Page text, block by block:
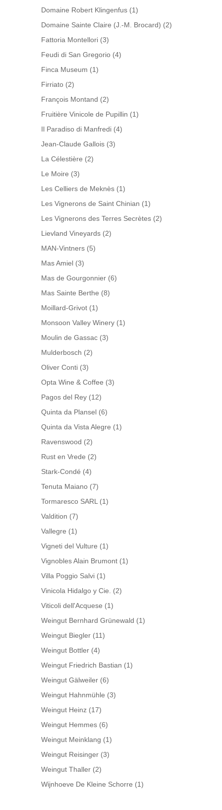
Domaine Robert Klingenfus (1)
Domaine Sainte Claire (J.-M. Brocard) (2)
Fattoria Montellori (3)
Feudi di San Gregorio (4)
Finca Museum (1)
Firriato (2)
François Montand (2)
Fruitière Vinicole de Pupillin (1)
Il Paradiso di Manfredi (4)
Jean-Claude Gallois (3)
La Célestière (2)
Le Moire (3)
Les Celliers de Meknès (1)
Les Vignerons de Saint Chinian (1)
Les Vignerons des Terres Secrètes (2)
Lievland Vineyards (2)
MAN-Vintners (5)
Mas Amiel (3)
Mas de Gourgonnier (6)
Mas Sainte Berthe (8)
Moillard-Grivot (1)
Monsoon Valley Winery (1)
Moulin de Gassac (3)
Mulderbosch (2)
Oliver Conti (3)
Opta Wine & Coffee (3)
Pagos del Rey (12)
Quinta da Plansel (6)
Quinta da Vista Alegre (1)
Ravenswood (2)
Rust en Vrede (2)
Stark-Condé (4)
Tenuta Maiano (7)
Tormaresco SARL (1)
Valdition (7)
Vallegre (1)
Vigneti del Vulture (1)
Vignobles Alain Brumont (1)
Villa Poggio Salvi (1)
Vinicola Hidalgo y Cie.
(2)
Viticoli dell'Acquese (1)
Weingut Bernhard Grünewald (1)
Weingut Biegler (11)
Weingut Bottler (4)
Weingut Friedrich Bastian (1)
Weingut Gälweiler (6)
Weingut Hahnmühle (3)
Weingut Heinz (17)
Weingut Hemmes (6)
Weingut Meinklang (1)
Weingut Reisinger (3)
Weingut Thaller (2)
Wijnhoeve De Kleine Schorre (1)